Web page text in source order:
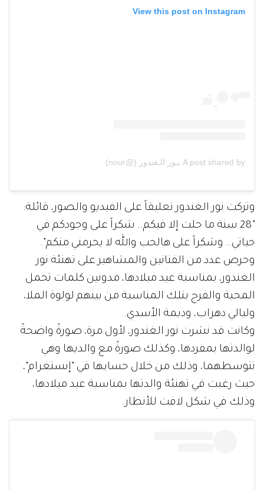
View this post on Instagram
A post shared by نـور الـغندور (@nour)
وتركت نور الغندور تعليقاً على الفيديو والصور، قائلة:
"28 سنة ما حلت إلا فيكم.. شكراً على وجودكم في
حياتي.. وشكراً على هالحب والله لا يحرمني منكم".
وحرص عدد من الفنانين والمشاهير على تهنئة نور
الغندور، بمناسبة عيد ميلادها، مدونين كلمات تحمل
المحبة والفرح بتلك المناسبة من بينهم لولوة الملا،
وليالي دهراب، وديمة الأسدي.
وكانت قد نشرت نور الغندور، لأول مرة، صورةً واضحةً
لوالدتها بمفردها، وكذلك صورةً مع والديها وهي
تتوسطهما، وذلك من خلال حسابها في "إنستغرام"،
حيث رغبت في تهنئة والدتها بمناسبة عيد ميلادها،
وذلك في شكل لافت للأنظار.